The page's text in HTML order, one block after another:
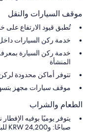
موقف السيارات والنقل
تُطبق قيود الارتفاع على
خدمة ركن السيارات
خدمة ركن السيارة
المنشأة
تتوفر أماكن محدودة
موقف سيارات مجهز
الطعام والشراب
صباحًا: و24,200 KRW للبالغين، و16,500 KRW للأطفال